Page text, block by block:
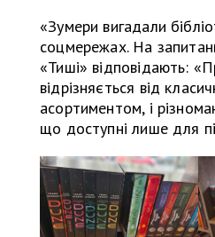
«Зумери вигадали
соцмережах. На
«Тиші» відповідають:
відрізняється від
асортиментом, і
що доступні лише для